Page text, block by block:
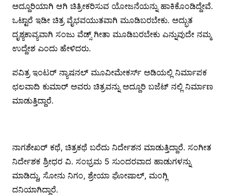
ಅದ್ದೂರಿಯಾಗಿ ಆಗಿ ಚಿತ್ರೀಕರಿಸುವ ಯೋಜನೆಯನ್ನು ಹಾಕಿಕೊಂಡಿದ್ದೇವೆ.
ಒಟ್ಟಾರೆ ಇಡೀ ಚಿತ್ರ ವೈಭವಯುತವಾಗಿ ಮೂಡಿಬರಬೇಕು. ಅದ್ಭುತ
ದೃಶ್ಯಕಾವ್ಯವಾಗಿ ಸಂಜು ವೆಡ್ಸ್ ಗೀತಾ ಮೂಡಿಬರಬೇಕು ಎನ್ನುವುದೇ ನಮ್ಮ
ಉದ್ದೇಶ ಎಂದು ಹೇಳಿದರು.
ಪವಿತ್ರ ಇಂಟರ್ ನ್ಯಾಷನಲ್ ಮೂವೀಮೇಕರ್ಸ್ ಅಡಿಯಲ್ಲಿ ನಿರ್ಮಾಪಕ
ಛಲವಾದಿ ಕುಮಾರ್ ಅವರು ಚಿತ್ರವನ್ನು ಅದ್ದೂರಿ ಬಜೆಟ್ ನಲ್ಲಿ ನಿರ್ಮಾಣ
ಮಾಡುತ್ತಿದ್ದಾರೆ.
ನಾಗಶೇಖರ್ ಕಥೆ, ಚಿತ್ರಕಥೆ ಬರೆದು ನಿರ್ದೇಶನ ಮಾಡುತ್ತಿದ್ದಾರೆ. ಸಂಗೀತ
ನಿರ್ದೇಶಕ ಶ್ರೀಧರ ವಿ. ಸಂಭ್ರಮ 5 ಸುಂದರವಾದ ಹಾಡುಗಳನ್ನು
ಮಾಡಿದ್ದು, ಸೋನು ನಿಗಂ, ಶ್ರೇಯಾ ಘೋಷಾಲ್, ಮಂಗ್ಲಿ
ದನಿಯಾಗಿದ್ದಾರೆ.